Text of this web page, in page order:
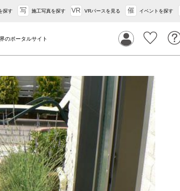
探す 写 施工写真を探す VR VRパースを見る 催 イベントを探す
のポータルサイト